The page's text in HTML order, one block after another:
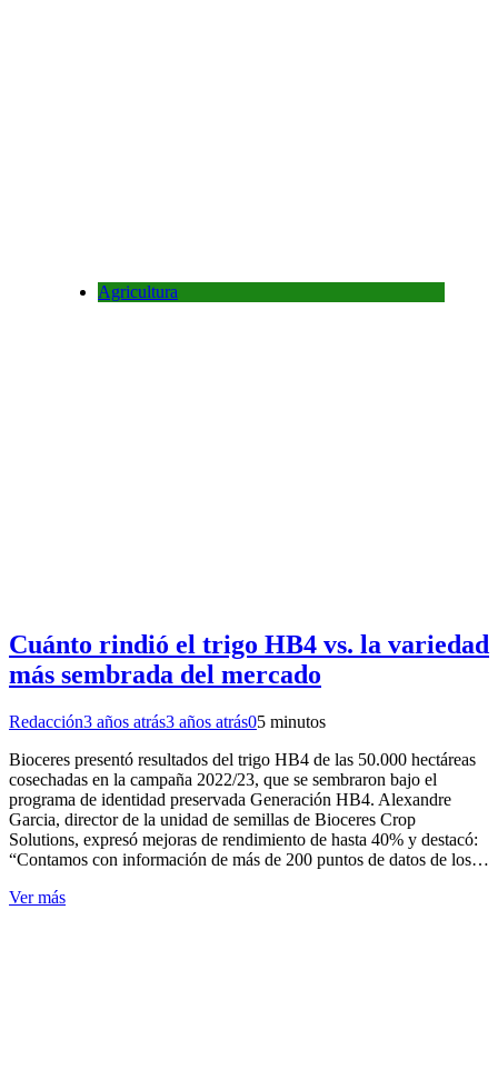
Agricultura
Cuánto rindió el trigo HB4 vs. la variedad
más sembrada del mercado
Redacción3 años atrás3 años atrás05 minutos
Bioceres presentó resultados del trigo HB4 de las 50.000 hectáreas
cosechadas en la campaña 2022/23, que se sembraron bajo el
programa de identidad preservada Generación HB4. Alexandre
Garcia, director de la unidad de semillas de Bioceres Crop
Solutions, expresó mejoras de rendimiento de hasta 40% y destacó:
“Contamos con información de más de 200 puntos de datos de los…
Ver más